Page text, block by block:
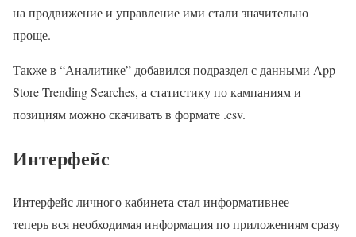
на продвижение и управление ими стали значительно
проще.
Также в “Аналитике” добавился подраздел с данными App
Store Trending Searches, а статистику по кампаниям и
позициям можно скачивать в формате .csv.
Интерфейс
Интерфейс личного кабинета стал информативнее —
теперь вся необходимая информация по приложениям сразу